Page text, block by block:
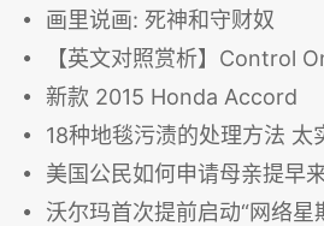
画里说画: 死神和守财奴
【英文对照赏析】Control Oneself and
新款 2015 Honda Accord
18种地毯污渍的处理方法 太
美国公民如何申请母亲提早
沃尔玛首次提前启动“网络星